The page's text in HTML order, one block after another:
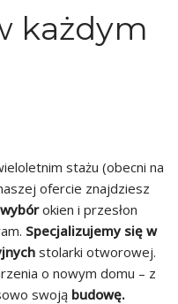
każdym
stażu (obecni na
ofercie znajdziesz
okien i przesłon
Specjalizujemy się w
stolarki otworowej.
o nowym domu – z
swoją budowę.